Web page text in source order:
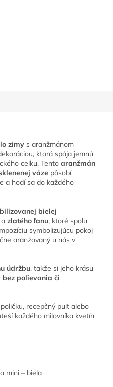
zimy s aranžmánom
ktorá spája jemnú
celku. Tento aranžmán
váze pôsobí
a hodí sa do každého
bielej
a zlatého ľanu, ktoré spolu
symbolizujúcu pokoj
aranžovaný u nás v
údržbu, takže si jeho krásu
bez polievania či
recepčný pult alebo
každého milovníka kvetín
mini – biela